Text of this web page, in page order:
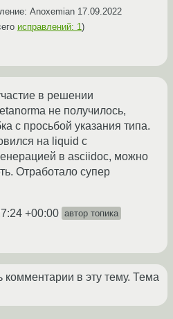
Anoxemian 17.09.2022
исправлений: 1)
в решении
не получилось,
с просьбой указания типа.
на liquid с
в asciidoc, можно
Отработало супер
+00:00 автор топика
в эту тему. Тема